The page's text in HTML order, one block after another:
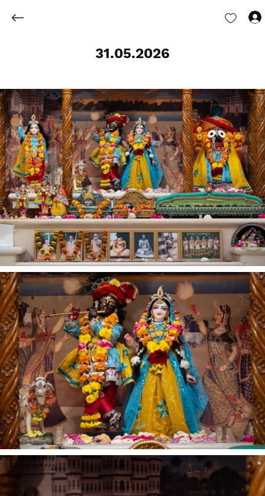
31.05.2026